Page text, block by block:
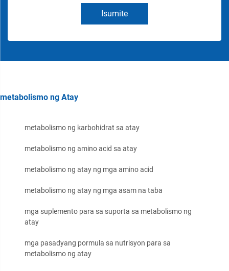
Isumite
metabolismo ng Atay
metabolismo ng karbohidrat sa atay
metabolismo ng amino acid sa atay
metabolismo ng atay ng mga amino acid
metabolismo ng atay ng mga asam na taba
mga suplemento para sa suporta sa metabolismo ng
atay
mga pasadyang pormula sa nutrisyon para sa
metabolismo ng atay